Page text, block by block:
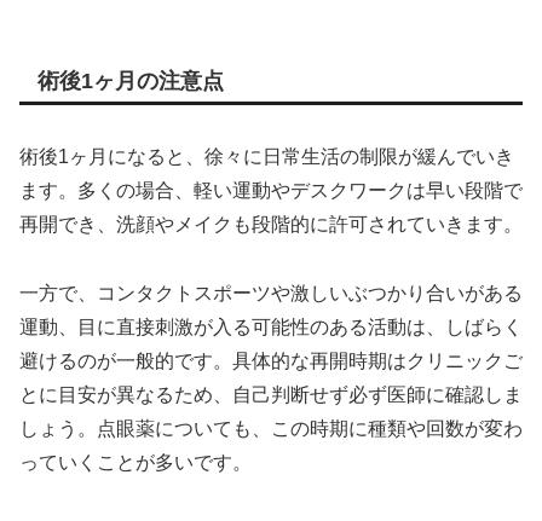
術後1ヶ月の注意点
術後1ヶ月になると、徐々に日常生活の制限が緩んでいき
ます。多くの場合、軽い運動やデスクワークは早い段階で
再開でき、洗顔やメイクも段階的に許可されていきます。
一方で、コンタクトスポーツや激しいぶつかり合いがある
運動、目に直接刺激が入る可能性のある活動は、しばらく
避けるのが一般的です。具体的な再開時期はクリニックご
とに目安が異なるため、自己判断せず必ず医師に確認しま
しょう。点眼薬についても、この時期に種類や回数が変わ
っていくことが多いです。